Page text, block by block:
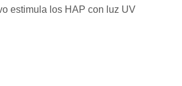
estimula los HAP con luz UV